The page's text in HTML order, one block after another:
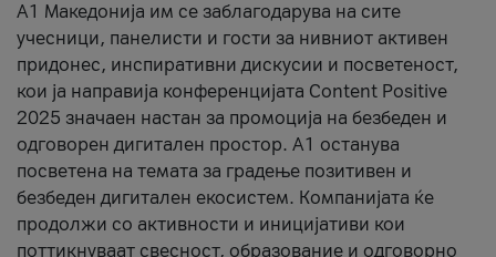
А1 Македонија им се заблагодарува на сите
учесници, панелисти и гости за нивниот активен
придонес, инспиративни дискусии и посветеност,
кои ја направија конференцијата Content Positive
2025 значаен настан за промоција на безбеден и
одговорен дигитален простор. А1 останува
посветена на темата за градење позитивен и
безбеден дигитален екосистем. Компанијата ќе
продолжи со активности и иницијативи кои
поттикнуваат свесност, образование и одговорно